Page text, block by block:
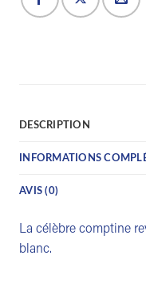
DESCRIPTION
INFORMATIONS
AVIS (0)
La célèbre comptine
blanc.